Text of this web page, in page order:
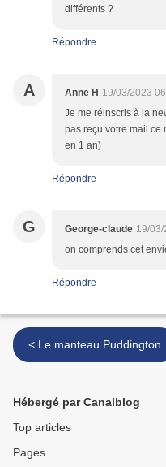
différents ?
Répondre
A Anne H 19/03/2023
Je me réinscris à la
pas reçu votre mail ce
en 1 an)
Répondre
G George-claude 19/
on comprends cet
Répondre
< Le manteau Puddington
Hébergé par Canalblog
Top articles
Pages